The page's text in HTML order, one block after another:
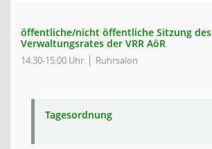
öffentliche/nicht öffentliche Sitzung des
Verwaltungsrates der VRR AöR
14:30-15:00 Uhr Ruhrsalon
Tagesordnung